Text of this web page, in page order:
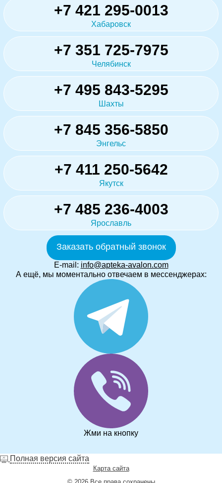
+7 421 295-0013
Хабаровск
+7 351 725-7975
Челябинск
+7 495 843-5295
Шахты
+7 845 356-5850
Энгельс
+7 411 250-5642
Якутск
+7 485 236-4003
Ярославль
Заказать обратный звонок
E-mail: info@apteka-avalon.com
А ещё, мы моментально отвечаем в мессенджерах:
Жми на кнопку
Полная версия сайта
Карта сайта